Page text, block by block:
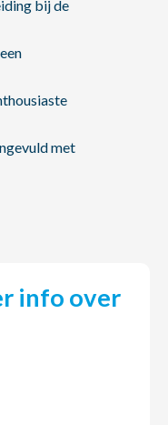
bij de
met
info over